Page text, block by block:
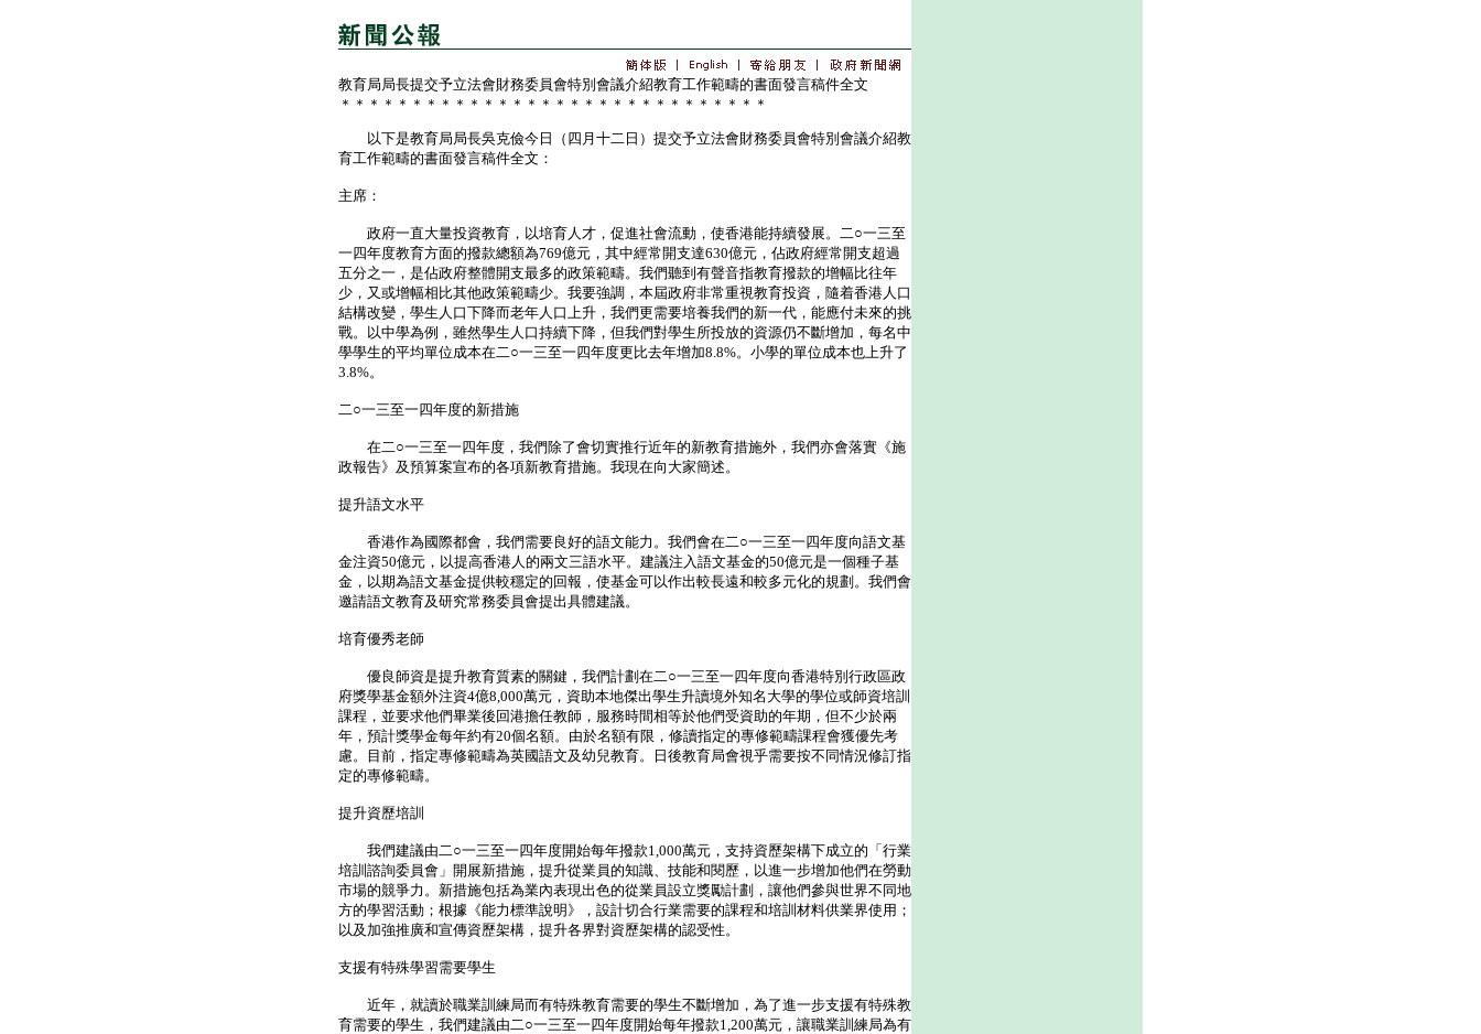
教育局局長提交予立法會財務委員會特別會議介紹教育工作範疇的書面發言稿件全文
＊＊＊＊＊＊＊＊＊＊＊＊＊＊＊＊＊＊＊＊＊＊＊＊＊＊＊＊＊＊
以下是教育局局長吳克儉今日（四月十二日）提交予立法會財務委員會特別會議介紹教
育工作範疇的書面發言稿件全文：
主席：
政府一直大量投資教育，以培育人才，促進社會流動，使香港能持續發展。二○一三至
一四年度教育方面的撥款總額為769億元，其中經常開支達630億元，佔政府經常開支超過
五分之一，是佔政府整體開支最多的政策範疇。我們聽到有聲音指教育撥款的增幅比往年
少，又或增幅相比其他政策範疇少。我要強調，本屆政府非常重視教育投資，隨着香港人口
結構改變，學生人口下降而老年人口上升，我們更需要培養我們的新一代，能應付未來的挑
戰。以中學為例，雖然學生人口持續下降，但我們對學生所投放的資源仍不斷增加，每名中
學學生的平均單位成本在二○一三至一四年度更比去年增加8.8%。小學的單位成本也上升了
3.8%。
二○一三至一四年度的新措施
在二○一三至一四年度，我們除了會切實推行近年的新教育措施外，我們亦會落實《施
政報告》及預算案宣布的各項新教育措施。我現在向大家簡述。
提升語文水平
香港作為國際都會，我們需要良好的語文能力。我們會在二○一三至一四年度向語文基
金注資50億元，以提高香港人的兩文三語水平。建議注入語文基金的50億元是一個種子基
金，以期為語文基金提供較穩定的回報，使基金可以作出較長遠和較多元化的規劃。我們會
邀請語文教育及研究常務委員會提出具體建議。
培育優秀老師
優良師資是提升教育質素的關鍵，我們計劃在二○一三至一四年度向香港特別行政區政
府獎學基金額外注資4億8,000萬元，資助本地傑出學生升讀境外知名大學的學位或師資培訓
課程，並要求他們畢業後回港擔任教師，服務時間相等於他們受資助的年期，但不少於兩
年，預計獎學金每年約有20個名額。由於名額有限，修讀指定的專修範疇課程會獲優先考
慮。目前，指定專修範疇為英國語文及幼兒教育。日後教育局會視乎需要按不同情況修訂指
定的專修範疇。
提升資歷培訓
我們建議由二○一三至一四年度開始每年撥款1,000萬元，支持資歷架構下成立的「行業
培訓諮詢委員會」開展新措施，提升從業員的知識、技能和閱歷，以進一步增加他們在勞動
市場的競爭力。新措施包括為業內表現出色的從業員設立獎勵計劃，讓他們參與世界不同地
方的學習活動；根據《能力標準說明》，設計切合行業需要的課程和培訓材料供業界使用；
以及加強推廣和宣傳資歷架構，提升各界對資歷架構的認受性。
支援有特殊學習需要學生
近年，就讀於職業訓練局而有特殊教育需要的學生不斷增加，為了進一步支援有特殊教
育需要的學生，我們建議由二○一三至一四年度開始每年撥款1,200萬元，讓職業訓練局為有